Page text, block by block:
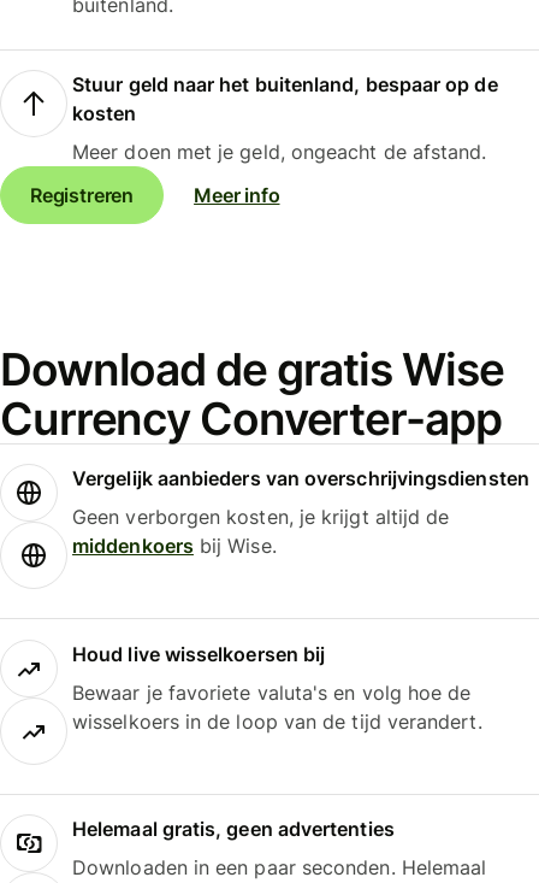
buitenland.
Stuur geld naar het buitenland, bespaar op de
kosten
Meer doen met je geld, ongeacht de afstand.
Registreren
Meer info
Download de gratis Wise
Currency Converter-app
Vergelijk aanbieders van overschrijvingsdiensten
Geen verborgen kosten, je krijgt altijd de
middenkoersbij Wise.
Houd live wisselkoersen bij
Bewaar je favoriete valuta's en volg hoe de
wisselkoers in de loop van de tijd verandert.
Helemaal gratis, geen advertenties
Downloaden in een paar seconden. Helemaal